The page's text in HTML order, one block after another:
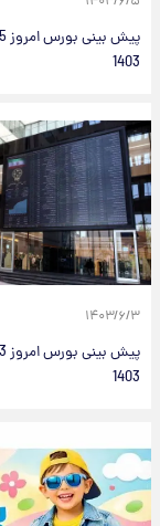
1403
۱۴۰۳/۶/۳
1403